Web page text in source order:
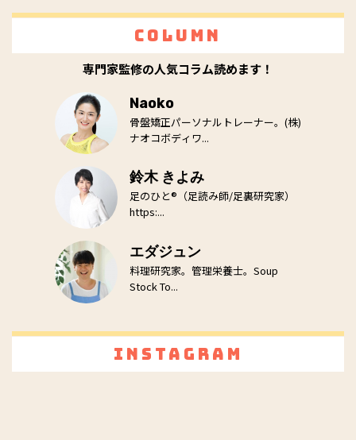
Column
専門家監修の人気コラム読めます！
Naoko
骨盤矯正パーソナルトレーナー。(株)
ナオコボディワ...
鈴木 きよみ
足のひと®（足読み師/足裏研究家）
https:...
エダジュン
料理研究家。管理栄養士。Soup
Stock To...
Instagram